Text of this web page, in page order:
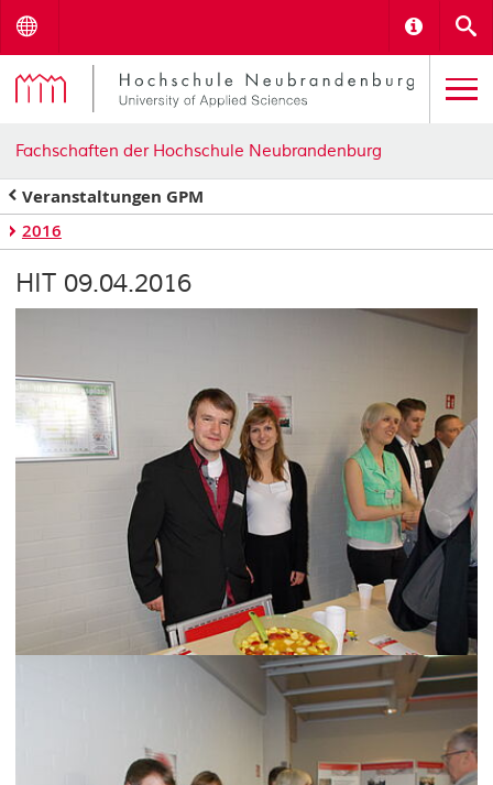
Fachschaften der Hochschule Neubrandenburg
Veranstaltungen GPM
2016
HIT 09.04.2016